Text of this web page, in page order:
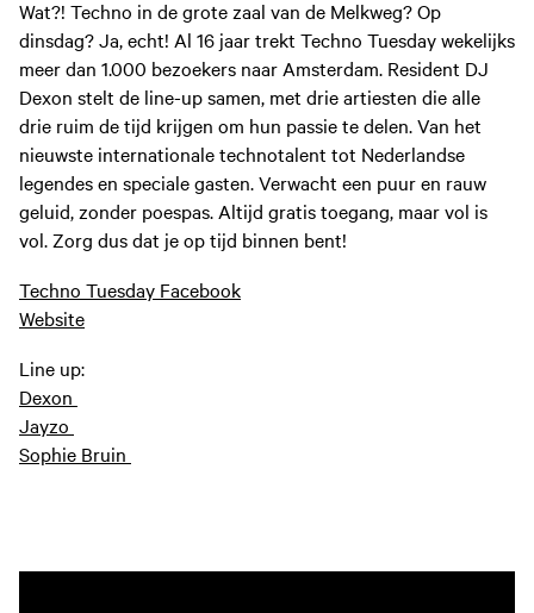
Wat?! Techno in de grote zaal van de Melkweg? Op
dinsdag? Ja, echt! Al 16 jaar trekt Techno Tuesday wekelijks
meer dan 1.000 bezoekers naar Amsterdam. Resident DJ
Dexon stelt de line-up samen, met drie artiesten die alle
drie ruim de tijd krijgen om hun passie te delen. Van het
nieuwste internationale technotalent tot Nederlandse
legendes en speciale gasten. Verwacht een puur en rauw
geluid, zonder poespas. Altijd gratis toegang, maar vol is
vol. Zorg dus dat je op tijd binnen bent!
Techno Tuesday Facebook
Website
Line up:
Dexon
Jayzo
Sophie Bruin